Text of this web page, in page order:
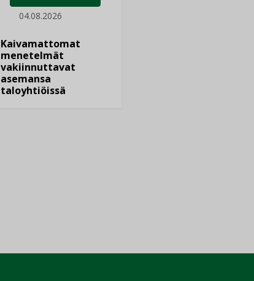
04.08.2026
Kaivamattomat
menetelmät
vakiinnuttavat
asemansa
taloyhtiöissä